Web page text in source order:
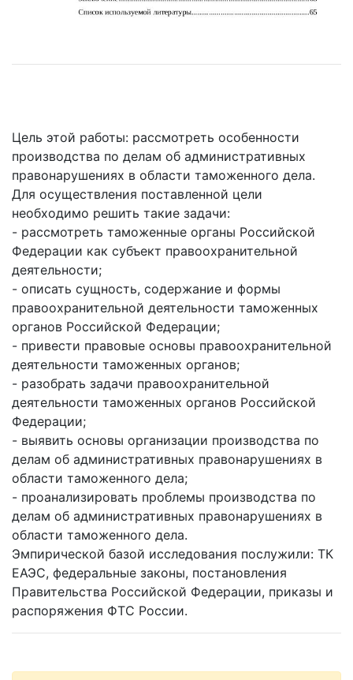
Цель этой работы: рассмотреть особенности
производства по делам об административных
правонарушениях в области таможенного дела.
Для осуществления поставленной цели
необходимо решить такие задачи:
- рассмотреть таможенные органы Российской
Федерации как субъект правоохранительной
деятельности;
- описать сущность, содержание и формы
правоохранительной деятельности таможенных
органов Российской Федерации;
- привести правовые основы правоохранительной
деятельности таможенных органов;
- разобрать задачи правоохранительной
деятельности таможенных органов Российской
Федерации;
- выявить основы организации производства по
делам об административных правонарушениях в
области таможенного дела;
- проанализировать проблемы производства по
делам об административных правонарушениях в
области таможенного дела.
Эмпирической базой исследования послужили: ТК
ЕАЭС, федеральные законы, постановления
Правительства Российской Федерации, приказы и
распоряжения ФТС России.